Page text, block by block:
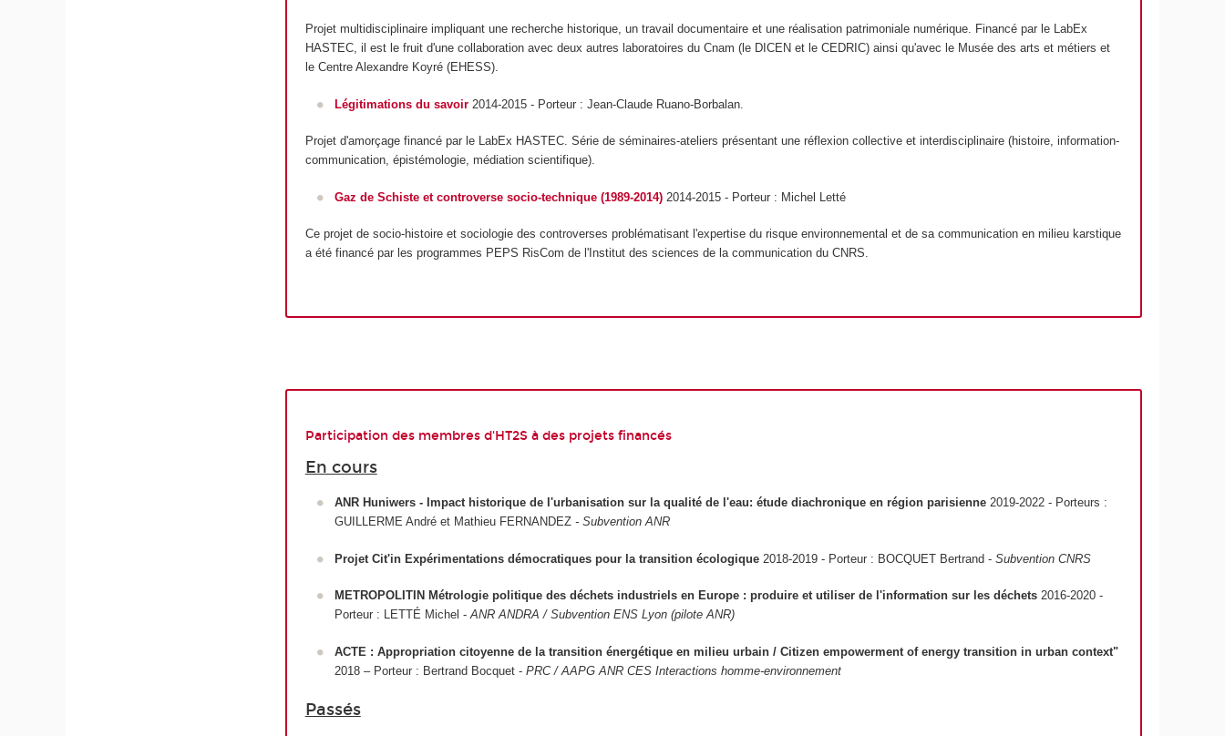
Projet multidisciplinaire impliquant une recherche historique, un travail documentaire et une réalisation patrimoniale numérique. Financé par le LabEx
HASTEC, il est le fruit d'une collaboration avec deux autres laboratoires du Cnam (le DICEN et le CEDRIC) ainsi qu'avec le Musée des arts et métiers et
le Centre Alexandre Koyré (EHESS).
Légitimations du savoir 2014-2015 - Porteur : Jean-Claude Ruano-Borbalan.
Projet d'amorçage financé par le LabEx HASTEC. Série de séminaires-ateliers présentant une réflexion collective et interdisciplinaire (histoire, information-
communication, épistémologie, médiation scientifique).
Gaz de Schiste et controverse socio-technique (1989-2014) 2014-2015 - Porteur : Michel Letté
Ce projet de socio-histoire et sociologie des controverses problématisant l'expertise du risque environnemental et de sa communication en milieu karstique
a été financé par les programmes PEPS RisCom de l'Institut des sciences de la communication du CNRS.
Participation des membres d'HT2S à des projets financés
En cours
ANR Huniwers - Impact historique de l'urbanisation sur la qualité de l'eau: étude diachronique en région parisienne 2019-2022 - Porteurs :
GUILLERME André et Mathieu FERNANDEZ - Subvention ANR
Projet Cit'in Expérimentations démocratiques pour la transition écologique 2018-2019 - Porteur : BOCQUET Bertrand -Subvention CNRS
METROPOLITIN Métrologie politique des déchets industriels en Europe : produire et utiliser de l'information sur les déchets 2016-2020 -
Porteur : LETTÉ Michel -ANR ANDRA / Subvention ENS Lyon (pilote ANR)
ACTE : Appropriation citoyenne de la transition énergétique en milieu urbain / Citizen empowerment of energy transition in urban context"
2018 – Porteur : Bertrand Bocquet -PRC / AAPG ANR CES Interactions homme-environnement
Passés